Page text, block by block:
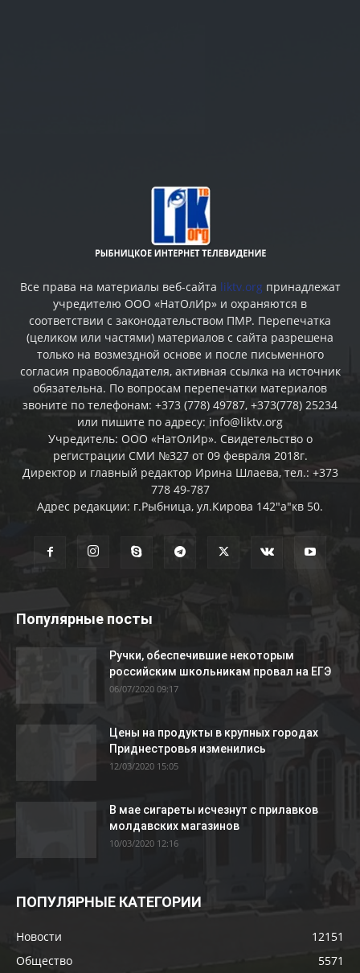
Все права на материалы веб-сайта liktv.org принадлежат
учредителю ООО «НатОлИр» и охраняются в
соответствии с законодательством ПМР. Перепечатка
(целиком или частями) материалов c сайта разрешена
только на возмездной основе и после письменного
согласия правообладателя, активная ссылка на источник
обязательна. По вопросам перепечатки материалов
звоните по телефонам: +373 (778) 49787, +373(778) 25234
или пишите по адресу: info@liktv.org
Учредитель: ООО «НатОлИр». Свидетельство о
регистрации СМИ №327 от 09 февраля 2018г.
Директор и главный редактор Ирина Шлаева, тел.: +373
778 49-787
Адрес редакции: г.Рыбница, ул.Кирова 142"а"кв 50.
Популярные посты
Ручки, обеспечившие некоторым
российским школьникам провал на ЕГЭ
06/07/2020 09:17
Цены на продукты в крупных городах
Приднестровья изменились
12/03/2020 15:05
В мае сигареты исчезнут с прилавков
молдавских магазинов
10/03/2020 12:16
ПОПУЛЯРНЫЕ КАТЕГОРИИ
Новости
12151
Общество
5571